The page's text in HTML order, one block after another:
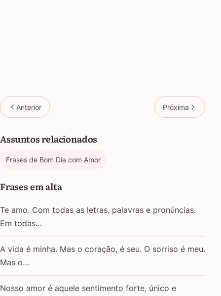
Anterior Próxima
Assuntos relacionados
Frases de Bom Dia com Amor
Frases em alta
Te amo. Com todas as letras, palavras e pronúncias.
Em todas…
A vida é minha. Mas o coração, é seu. O sorriso é meu.
Mas o…
Nosso amor é aquele sentimento forte, único e